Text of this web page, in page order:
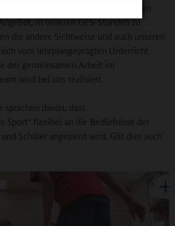
und Schülern. Inzwischen nutzen
in unseren GES-Stunden zu
die andere Sichtweise und auch unseren
sich vom lehrplangeprägten Unterricht
der gemeinsamen Arbeit im
wird bei uns realisiert.
sprachen davon, dass
Sport“ flexibel an die Bedürfnisse der
Schüler angepasst wird. Gilt dies auch